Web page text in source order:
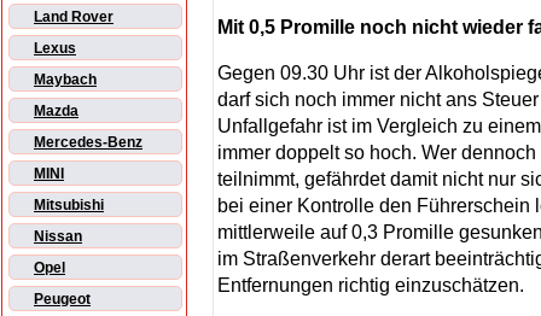
Land Rover
Lexus
Maybach
Mazda
Mercedes-Benz
MINI
Mitsubishi
Nissan
Opel
Peugeot
Mit 0,5 Promille noch nicht wieder
Gegen 09.30 Uhr ist der
darf sich noch immer nicht ans
Unfallgefahr ist im Vergleich zu
immer doppelt so hoch. Wer
teilnimmt, gefährdet damit nicht nur
bei einer Kontrolle den Führerschein
mittlerweile auf 0,3 Promille
im Straßenverkehr derart
Entfernungen richtig einzuschätzen.